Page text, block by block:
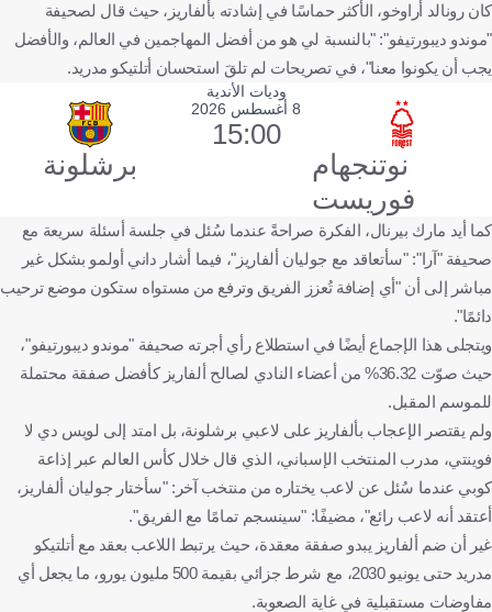
كان رونالد أراوخو، الأكثر حماسًا في إشادته بألفاريز، حيث قال لصحيفة
"موندو ديبورتيفو": "بالنسبة لي هو من أفضل المهاجمين في العالم، والأفضل
يجب أن يكونوا معنا"، في تصريحات لم تلقَ استحسان أتلتيكو مدريد.
وديات الأندية
نوتنجهام
فوريست
8 أغسطس 2026
15:00
برشلونة
كما أيد مارك بيرنال، الفكرة صراحةً عندما سُئل في جلسة أسئلة سريعة مع
صحيفة "آرا": "سأتعاقد مع جوليان ألفاريز"، فيما أشار داني أولمو بشكل غير
مباشر إلى أن "أي إضافة تُعزز الفريق وترفع من مستواه ستكون موضع ترحيب
دائمًا".
ويتجلى هذا الإجماع أيضًا في استطلاع رأي أجرته صحيفة "موندو ديبورتيفو"،
حيث صوّت 36.32% من أعضاء النادي لصالح ألفاريز كأفضل صفقة محتملة
للموسم المقبل.
ولم يقتصر الإعجاب بألفاريز على لاعبي برشلونة، بل امتد إلى لويس دي لا
فوينتي، مدرب المنتخب الإسباني، الذي قال خلال كأس العالم عبر إذاعة
كوبي عندما سُئل عن لاعب يختاره من منتخب آخر: "سأختار جوليان ألفاريز،
أعتقد أنه لاعب رائع"، مضيفًا: "سينسجم تمامًا مع الفريق".
غير أن ضم ألفاريز يبدو صفقة معقدة، حيث يرتبط اللاعب بعقد مع أتلتيكو
مدريد حتى يونيو 2030، مع شرط جزائي بقيمة 500 مليون يورو، ما يجعل أي
مفاوضات مستقبلية في غاية الصعوبة.